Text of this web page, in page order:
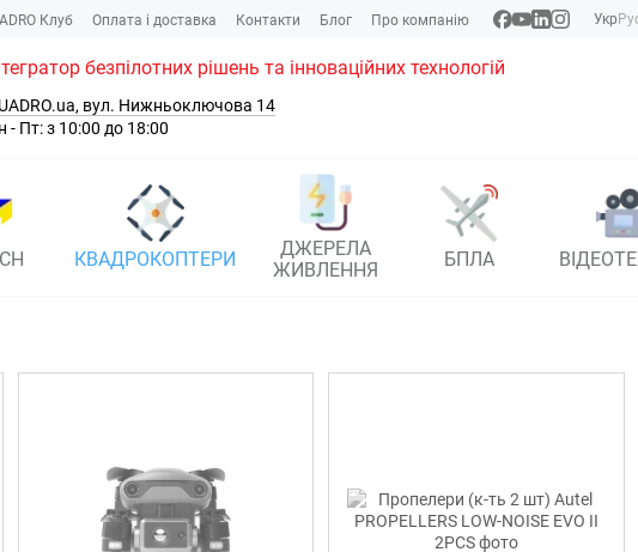
Клуб Оплата і доставка Контакти Блог Про компанію Укр
безпілотних рішень та інноваційних технологій
вул. Нижньоключова 14
- Пт: з 10:00 до 18:00
КВАДРОКОПТЕРИ
ДЖЕРЕЛА
ЖИВЛЕННЯ
БПЛА